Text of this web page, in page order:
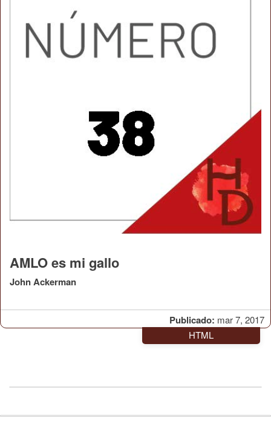
Publicado: mar 7, 2017
AMLO es mi gallo
John Ackerman
HTML